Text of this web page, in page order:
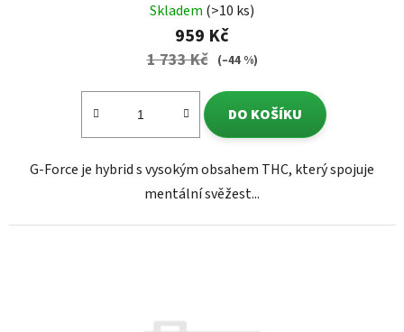
Skladem (>10 ks)
959 Kč
1 733 Kč (–44 %)
DO KOŠÍKU
G-Force je hybrid s vysokým obsahem THC, který spojuje
mentální svěžest...